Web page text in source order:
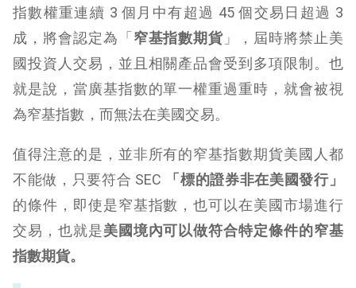
指數權重連續 3 個月中有超過 45 個交易日超過 3
成，將會認定為「 窄基指數期貨 」，屆時將禁止美
國投資人交易，並且相關產品會受到多項限制。也
就是說，當廣基指數的單一權重過重時，就會被視
為窄基指數，而無法在美國交易。
值得注意的是，並非所有的窄基指數期貨美國人都
不能做，只要符合 SEC
「標的證券非在美國發行」
的條件，即使是窄基指數，也可以在美國市場進行
交易，也就是美國境內可以做符合特定條件的窄基
指數期貨。